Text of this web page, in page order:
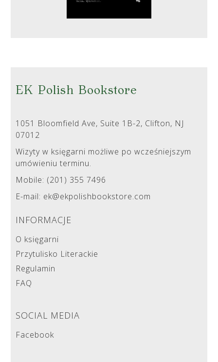
EK Polish Bookstore
1051 Bloomfield Ave, Suite 1B-2, Clifton, NJ
07012
Wizyty w księgarni możliwe po wcześniejszym
umówieniu terminu.
Mobile: (201) 355 7496
E-mail: ek@ekpolishbookstore.com
INFORMACJE
O księgarni
Przytulisko Literackie
Regulamin
FAQ
SOCIAL MEDIA
Facebook